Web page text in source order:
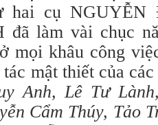
hai cụ
đã làm vài chục
mọi khâu công
mật thiết của
Anh, Lê Tư
Cẩm Thúy, Tảo